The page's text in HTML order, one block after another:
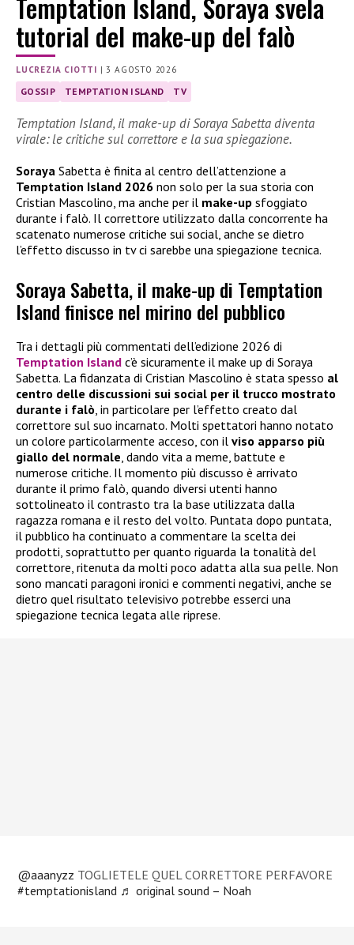
Temptation Island, Soraya svela
tutorial del make-up del falò
LUCREZIA CIOTTI |3 AGOSTO 2026
GOSSIP TEMPTATION ISLAND TV
Temptation Island, il make-up di Soraya Sabetta diventa
virale: le critiche sul correttore e la sua spiegazione.
Soraya Sabetta è finita al centro dell’attenzione a
Temptation Island 2026 non solo per la sua storia con
Cristian Mascolino, ma anche per il make-up sfoggiato
durante i falò. Il correttore utilizzato dalla concorrente ha
scatenato numerose critiche sui social, anche se dietro
l’effetto discusso in tv ci sarebbe una spiegazione tecnica.
Soraya Sabetta, il make-up di Temptation
Island finisce nel mirino del pubblico
Tra i dettagli più commentati dell’edizione 2026 di
Temptation Island c’è sicuramente il make up di Soraya
Sabetta. La fidanzata di Cristian Mascolino è stata spesso al
centro delle discussioni sui social per il trucco mostrato
durante i falò, in particolare per l’effetto creato dal
correttore sul suo incarnato. Molti spettatori hanno notato
un colore particolarmente acceso, con il viso apparso più
giallo del normale, dando vita a meme, battute e
numerose critiche. Il momento più discusso è arrivato
durante il primo falò, quando diversi utenti hanno
sottolineato il contrasto tra la base utilizzata dalla
ragazza romana e il resto del volto. Puntata dopo puntata,
il pubblico ha continuato a commentare la scelta dei
prodotti, soprattutto per quanto riguarda la tonalità del
correttore, ritenuta da molti poco adatta alla sua pelle. Non
sono mancati paragoni ironici e commenti negativi, anche se
dietro quel risultato televisivo potrebbe esserci una
spiegazione tecnica legata alle riprese.
@aaanyzz TOGLIETELE QUEL CORRETTORE PERFAVORE
#temptationisland ♬ original sound – Noah